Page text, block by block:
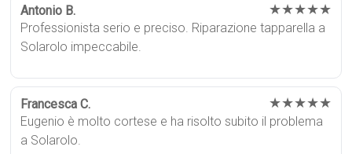
Antonio B. ★★★★★
Professionista serio e preciso. Riparazione tapparella a
Solarolo impeccabile.
Francesca C. ★★★★★
Eugenio è molto cortese e ha risolto subito il problema
a Solarolo.